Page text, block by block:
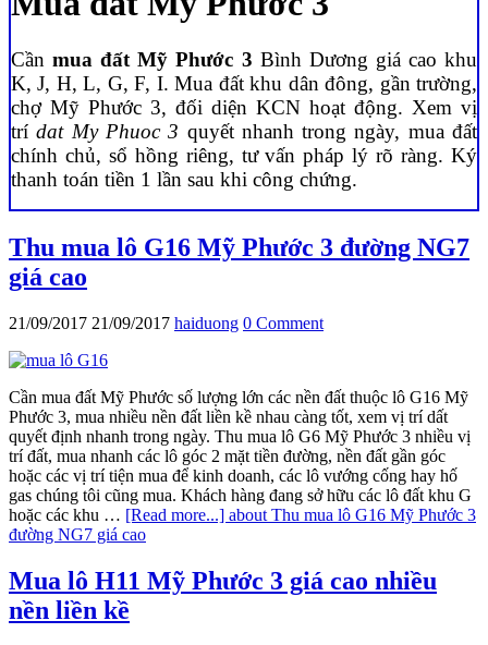
Cầnmua đất Mỹ Phước 3 Bình Dương giá cao khu
K, J, H, L, G, F, I. Mua đất khu dân đông, gần trường,
chợ Mỹ Phước 3, đối diện KCN hoạt động. Xem vị
trídat My Phuoc 3 quyết nhanh trong ngày, mua đất
chính chủ, sổ hồng riêng, tư vấn pháp lý rõ ràng. Ký
thanh toán tiền 1 lần sau khi công chứng.
Thu mua lô G16 Mỹ Phước 3 đường NG7
giá cao
21/09/2017 21/09/2017 haiduong 0 Comment
Cần mua đất Mỹ Phước số lượng lớn các nền đất thuộc lô G16 Mỹ
Phước 3, mua nhiều nền đất liền kề nhau càng tốt, xem vị trí dất
quyết định nhanh trong ngày. Thu mua lô G6 Mỹ Phước 3 nhiều vị
trí đất, mua nhanh các lô góc 2 mặt tiền đường, nền đất gần góc
hoặc các vị trí tiện mua để kinh doanh, các lô vướng cống hay hố
gas chúng tôi cũng mua. Khách hàng đang sở hữu các lô đất khu G
hoặc các khu … [Read more...] about Thu mua lô G16 Mỹ Phước 3
đường NG7 giá cao
Mua lô H11 Mỹ Phước 3 giá cao nhiều
nền liền kề